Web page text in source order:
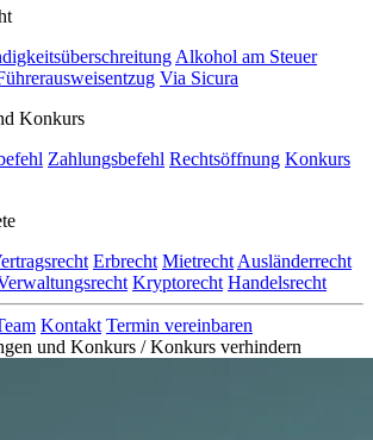
Alkohol am Steuer
Via Sicura
Konkurs
Zahlungsbefehl Rechtsöffnung Konkurs
Erbrecht Mietrecht Ausländerrecht
Kryptorecht Handelsrecht
Kontakt Termin vereinbaren
und Konkurs / Konkurs verhindern